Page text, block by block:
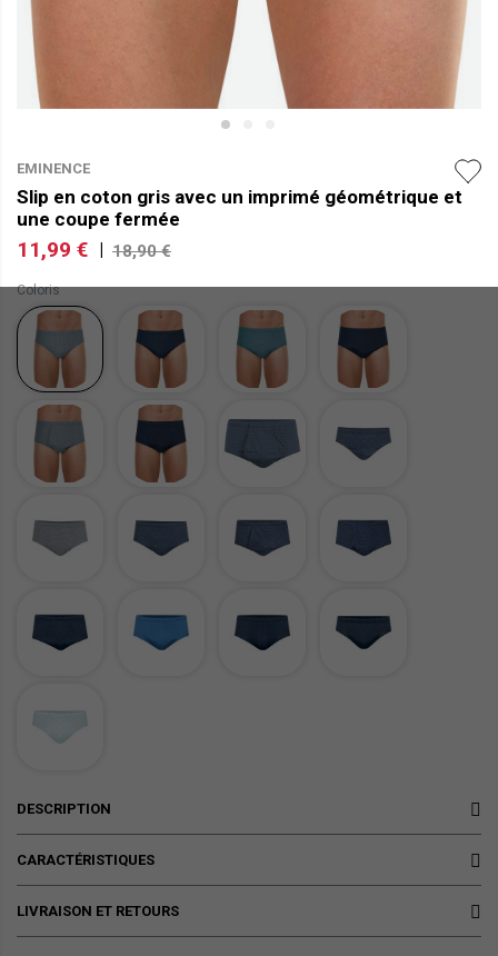
EMINENCE
Slip en coton gris avec un imprimé géométrique et
une coupe fermée
11,99 € 18,90 €
Coloris
DESCRIPTION
CARACTÉRISTIQUES
LIVRAISON ET RETOURS